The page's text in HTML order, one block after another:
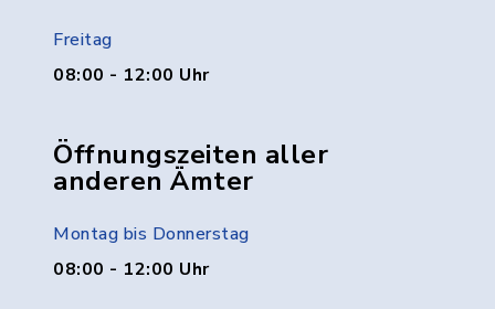
Freitag
08:00 - 12:00 Uhr
Öffnungszeiten aller
anderen Ämter
Montag bis Donnerstag
08:00 - 12:00 Uhr